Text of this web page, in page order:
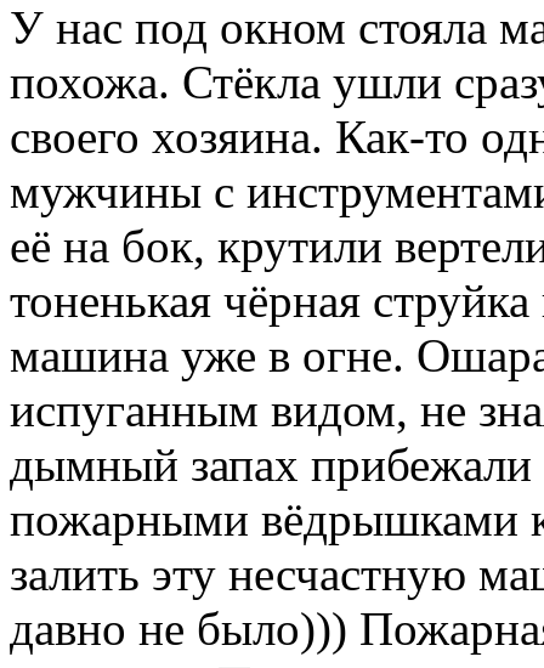
У нас под окном стояла
похожа. Стёкла ушли
своего хозяина. Как-то
мужчины с
её на бок, крутили
тоненькая чёрная
машина уже в огне.
испуганным видом, не
дымный запах
пожарными вёдрышками
залить эту несчастную
давно не было)))